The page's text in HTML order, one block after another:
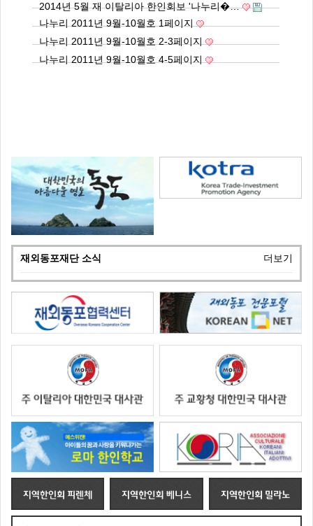
2014년 5월 재 이탈리아 한인회보 '나누리�…
나누리 2011년 9월-10월호 1페이지
나누리 2011년 9월-10월호 2-3페이지
나누리 2011년 9월-10월호 4-5페이지
재외동포재단 소식 더보기